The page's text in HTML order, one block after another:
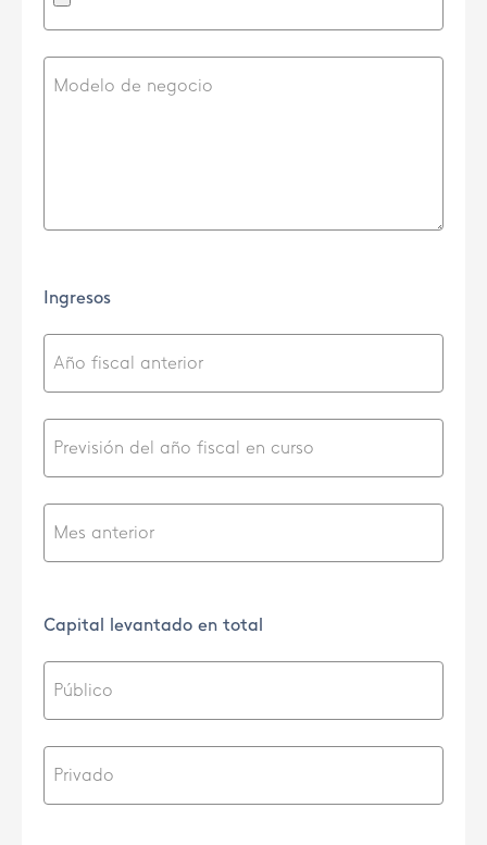
Ingresos
Capital levantado en total